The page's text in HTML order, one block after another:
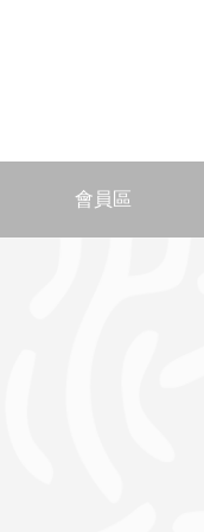
會員區